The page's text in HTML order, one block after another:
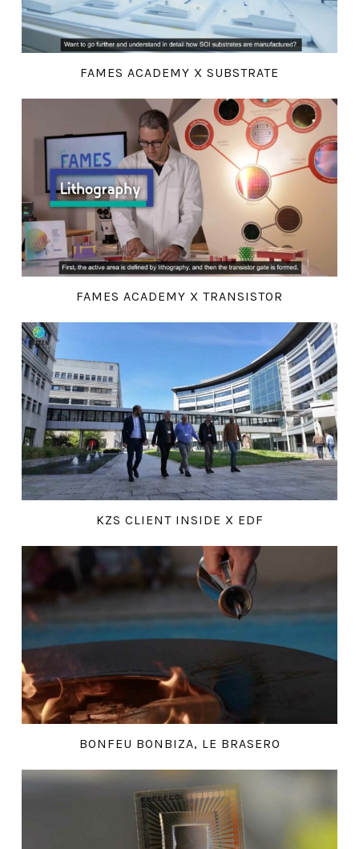
FAMES ACADEMY X SUBSTRATE
FAMES ACADEMY X TRANSISTOR
KZS CLIENT INSIDE X EDF
BONFEU BONBIZA, LE BRASERO